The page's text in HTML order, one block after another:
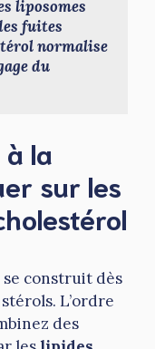
liposomes
fuites
normalise
du
la
sur les
se construit dès
L’ordre
des